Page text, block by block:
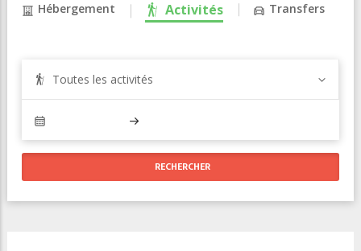
Hébergement Activités Transfers
Toutes les activités